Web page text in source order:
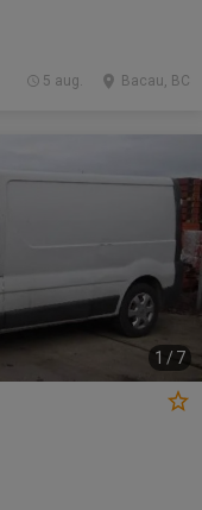
Bacau, BC
5 aug.
1 /7